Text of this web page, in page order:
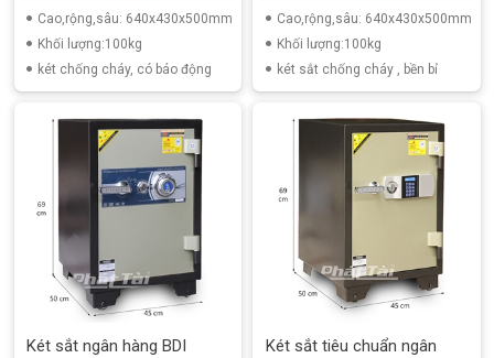
Cao,rộng,sâu: 640x430x500mm
Khối lượng:100kg
két chống cháy, có báo động
Cao,rộng,sâu: 640x430x500mm
Khối lượng:100kg
két sắt chống cháy , bền bỉ
Két sắt ngân hàng BDI
Két sắt tiêu chuẩn ngân